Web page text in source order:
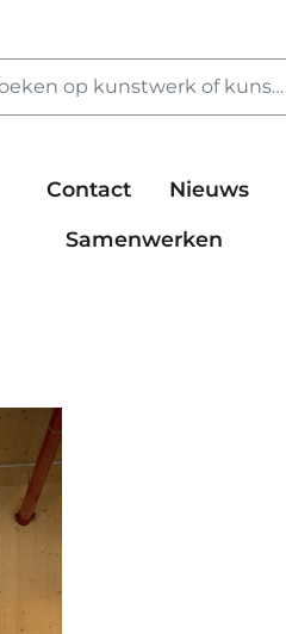
Contact Nieuws
Samenwerken